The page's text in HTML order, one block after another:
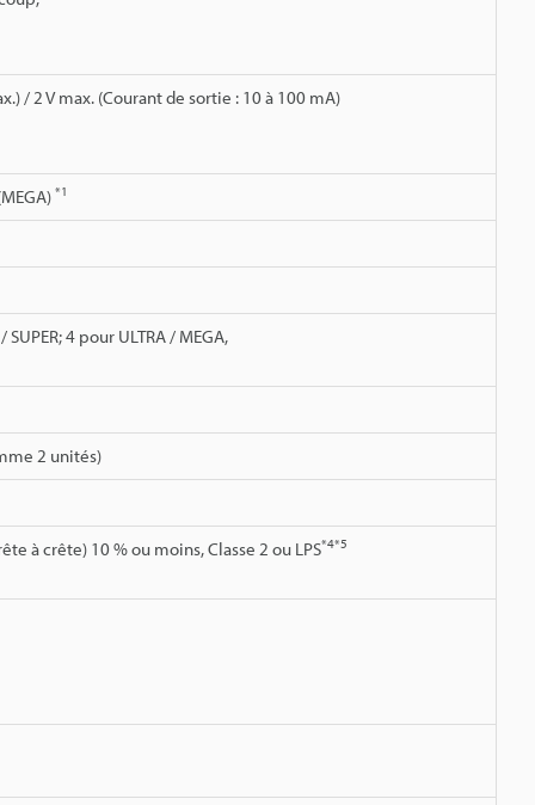
/ 2 V max. (Courant de sortie : 10 à 100 mA)
*1
4 pour ULTRA / MEGA,
2 unités)
à crête) 10 % ou moins, Classe 2 ou LPS*4*5